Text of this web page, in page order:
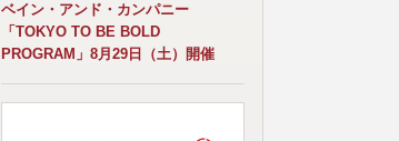
ベイン・アンド・カンパニー
「TOKYO TO BE BOLD
PROGRAM」8月29日（土）開催